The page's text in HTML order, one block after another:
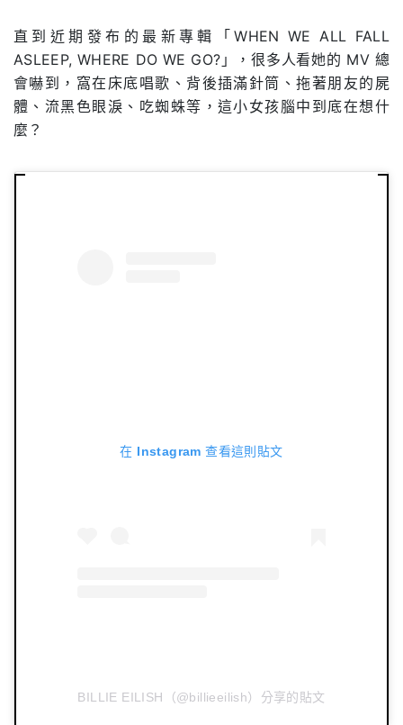
直到近期發布的最新專輯「WHEN WE ALL FALL
ASLEEP, WHERE DO WE GO?」，很多人看她的 MV 總
會嚇到，窩在床底唱歌、背後插滿針筒、拖著朋友的屍
體、流黑色眼淚、吃蜘蛛等，這小女孩腦中到底在想什
麼？
在 Instagram 查看這則貼文
BILLIE EILISH（@billieeilish）分享的貼文